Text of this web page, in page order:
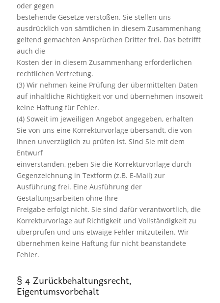
oder gegen
bestehende Gesetze verstoßen. Sie stellen uns
ausdrücklich von sämtlichen in diesem Zusammenhang
geltend gemachten Ansprüchen Dritter frei. Das betrifft
auch die
Kosten der in diesem Zusammenhang erforderlichen
rechtlichen Vertretung.
(3) Wir nehmen keine Prüfung der übermittelten Daten
auf inhaltliche Richtigkeit vor und übernehmen insoweit
keine Haftung für Fehler.
(4) Soweit im jeweiligen Angebot angegeben, erhalten
Sie von uns eine Korrekturvorlage übersandt, die von
Ihnen unverzüglich zu prüfen ist. Sind Sie mit dem
Entwurf
einverstanden, geben Sie die Korrekturvorlage durch
Gegenzeichnung in Textform (z.B. E-Mail) zur
Ausführung frei. Eine Ausführung der
Gestaltungsarbeiten ohne Ihre
Freigabe erfolgt nicht. Sie sind dafür verantwortlich, die
Korrekturvorlage auf Richtigkeit und Vollständigkeit zu
überprüfen und uns etwaige Fehler mitzuteilen. Wir
übernehmen keine Haftung für nicht beanstandete
Fehler.
§ 4 Zurückbehaltungsrecht,
Eigentumsvorbehalt